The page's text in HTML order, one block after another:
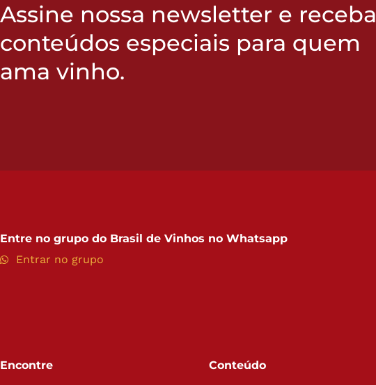
Assine nossa newsletter e receba
conteúdos especiais para quem
ama vinho.
Entre no grupo do Brasil de Vinhos no Whatsapp
Entrar no grupo
Encontre Conteúdo